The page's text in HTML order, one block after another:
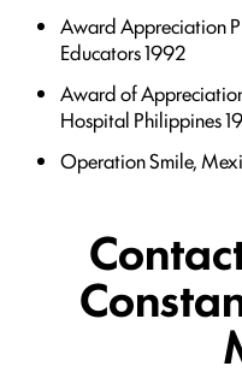
Award Appreciation
Educators 1992
Award of
Hospital Philippines
Operation Smile,